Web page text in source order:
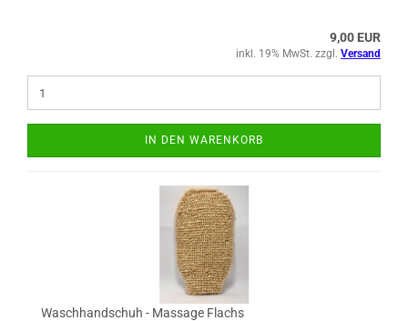
9,00 EUR
inkl. 19% MwSt. zzgl. Versand
IN DEN WARENKORB
Waschhandschuh - Massage Flachs